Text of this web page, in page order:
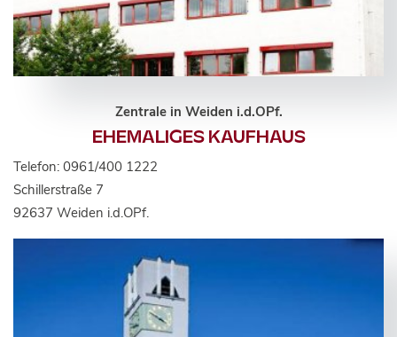
Zentrale in Weiden i.d.OPf.
EHEMALIGES KAUFHAUS
Telefon: 0961/400 1222
Schillerstraße 7
92637 Weiden i.d.OPf.